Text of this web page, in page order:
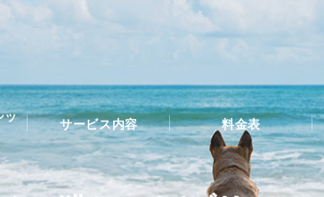
ッ
サービス内容 料金表